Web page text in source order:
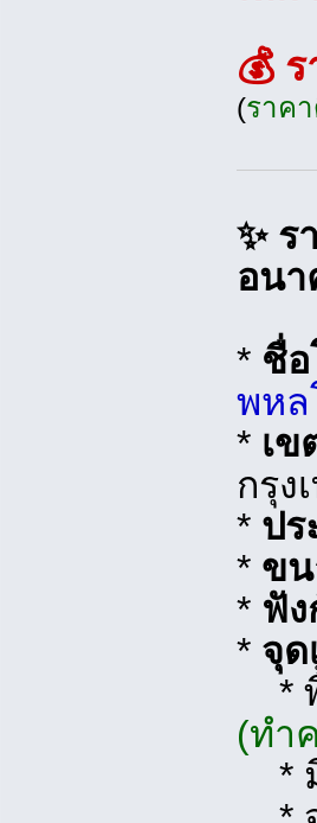
💰
(ราค
✨
อน
* ชื่อ
พหล
* เข
กรุง
* ปร
* ข
* ฟั
* จุด
*
(ทำ
*